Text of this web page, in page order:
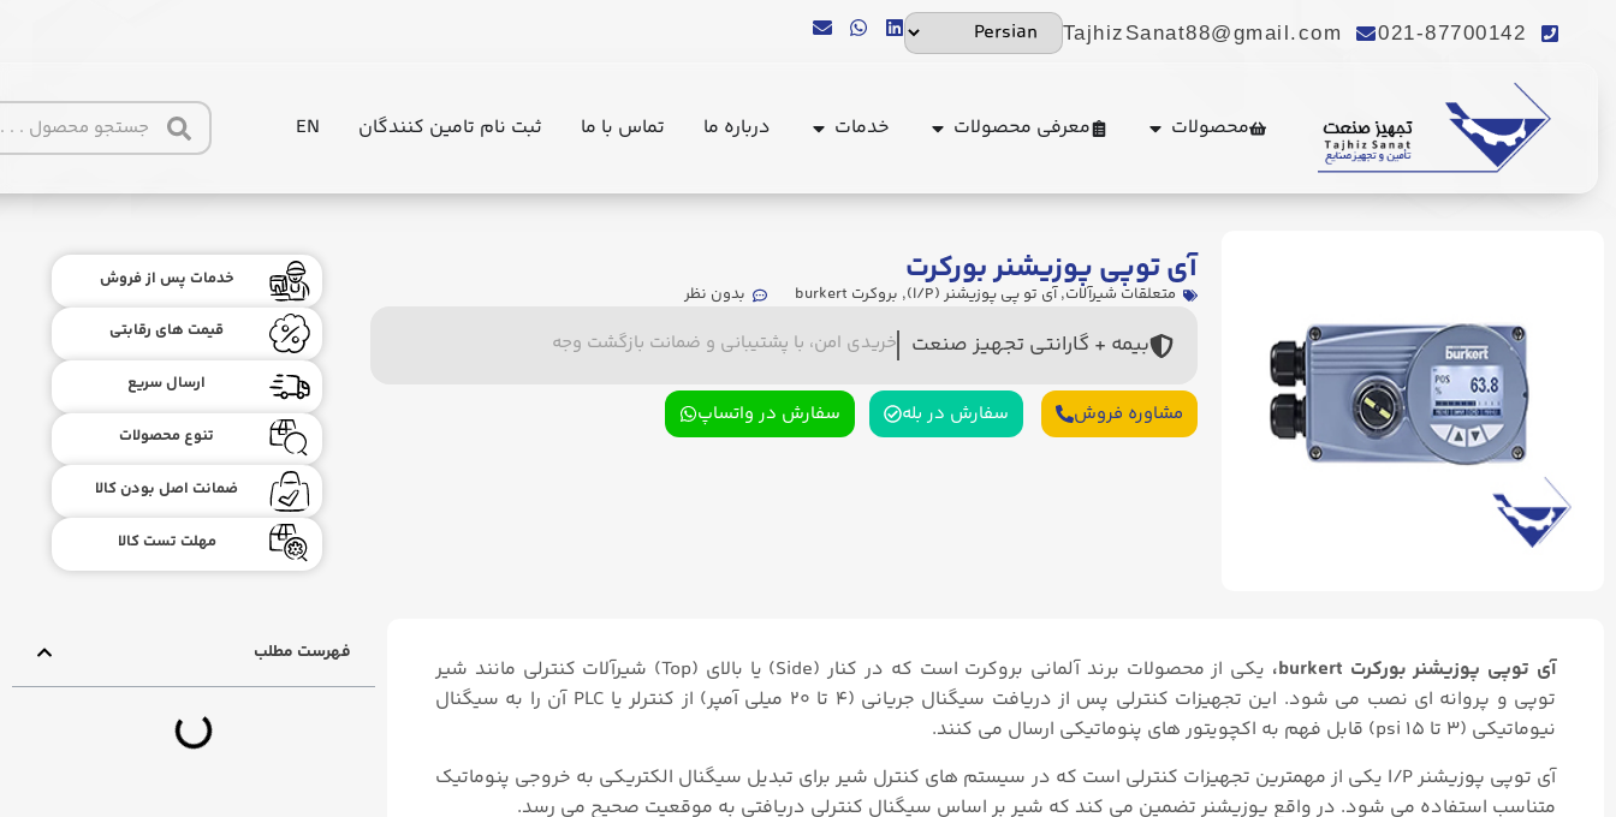
021-87700142
TajhizSanat88@gmail.com
محصولات معرفی محصولات خدمات درباره ما تماس با ما ثبت نام تامین کنندگان EN
آی توپی پوزیشنر بورکرت
متعلقات شیرآلات,آی تو پی پوزیشنر (I/P) , بروکرت burkert بدون نظر
بیمه + گارانتی تجهیز صنعت خریدی امن، با پشتیبانی و ضمانت بازگشت وجه
مشاوره فروش سفارش در بله سفارش در واتساپ
خدمات پس از فروش
قیمت های رقابتی
ارسال سریع
تنوع محصولات
ضمانت اصل بودن کالا
مهلت تست کالا
آی توپی پوزیشنر بورکرت burkert،
یکی از محصولات برند آلمانی بروکرت است که در کنار (Side) یا بالای (Top) شیرآلات کنترلی مانند شیر
توپی و پروانه ای نصب می شود. این تجهیزات کنترلی پس از دریافت سیگنال جریانی (۴ تا ۲۰ میلی آمپر) از کنترلر یا PLC آن را به سیگنال
نیوماتیکی (۳ تا ۱۵ psi) قابل فهم به اکچویتور های پنوماتیکی ارسال می کنند.
آی توپی پوزیشنر I/P یکی از مهمترین تجهیزات کنترلی است که در سیستم های کنترل شیر برای تبدیل سیگنال الکتریکی به خروجی پنوماتیک
متناسب استفاده می شود. در واقع پوزیشنر تضمین می کند که شیر بر اساس سیگنال کنترلی دریافتی به موقعیت صحیح می رسد.
فهرست مطلب